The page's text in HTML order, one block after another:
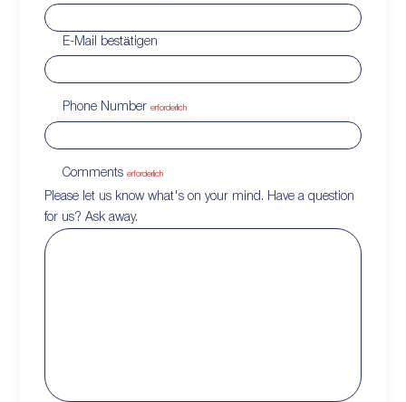
E-Mail bestätigen
Phone Number erforderlich
Comments erforderlich
Please let us know what's on your mind. Have a question
for us? Ask away.